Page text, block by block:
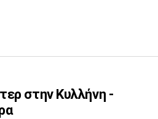
στην Κυλλήνη -